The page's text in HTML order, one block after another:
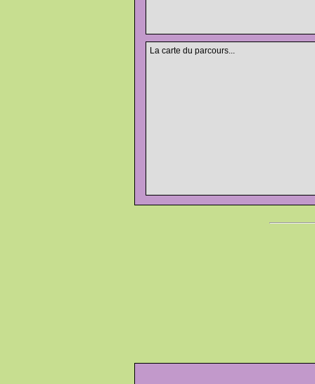
La carte du parcours...